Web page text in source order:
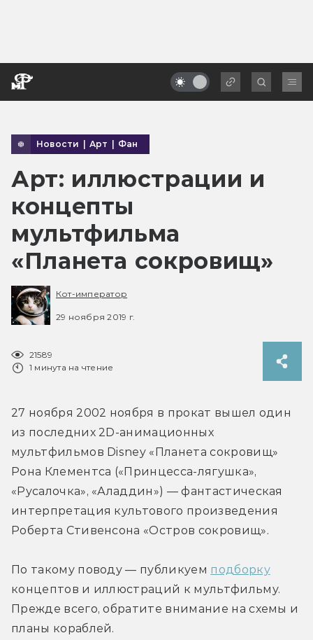
Новости | Арт | Фан
Арт: иллюстрации и
концепты
мультфильма
«Планета сокровищ»
Кот-император
29 ноября 2019 г.
21589
1 минута на чтение
27 ноября 2002 ноября в прокат вышел один
из последних 2D-анимационных
мультфильмов Disney «Планета сокровищ»
Рона Клементса («Принцесса-лягушка»,
«Русалочка», «Аладдин») — фантастическая
интерпретация культового произведения
Роберта Стивенсона «Остров сокровищ».
По такому поводу — публикуем подборку
концептов и иллюстраций к мультфильму.
Прежде всего, обратите внимание на схемы и
планы кораблей.